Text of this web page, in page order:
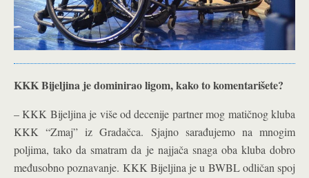
KKK Bijeljina je dominirao ligom, kako to komentarišete?
– KKK Bijeljina je više od decenije partner mog matičnog kluba
KKK “Zmaj” iz Gradačca. Sjajno sarađujemo na mnogim
poljima, tako da smatram da je najjača snaga oba kluba dobro
međusobno poznavanje. KKK Bijeljina je u BWBL odličan spoj